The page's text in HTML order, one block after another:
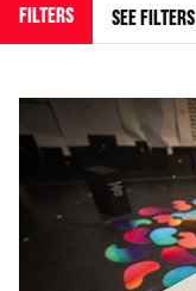
FILTERS SEE FILTERS